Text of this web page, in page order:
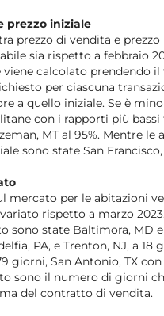
prezzo iniziale
prezzo di vendita e
sia rispetto a febbraio
calcolato prendendo
per ciascuna
a quello iniziale. Se è
con i rapporti più
MT al 95%. Mentre
sono state San Francisco,
mercato per le abitazioni
rispetto a marzo
sono state Baltimora, MD
PA, e Trenton, NJ, a
giorni, San Antonio, TX
sono il numero di giorni
del contratto di vendita.